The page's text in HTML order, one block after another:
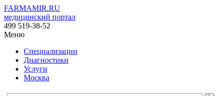
FARMAMIR.RU
медицинский портал
499 519-38-52
Меню
Специализации
Диагностики
Услуги
Москва